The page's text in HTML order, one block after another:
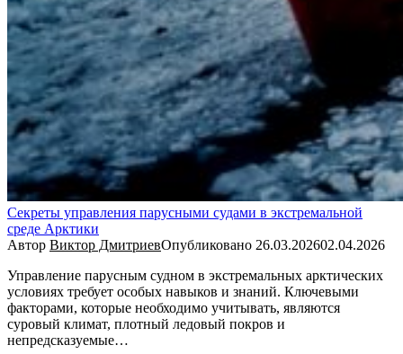
Секреты управления парусными судами в экстремальной
среде Арктики
Автор Виктор ДмитриевОпубликовано 26.03.202602.04.2026
Управление парусным судном в экстремальных арктических
условиях требует особых навыков и знаний. Ключевыми
факторами, которые необходимо учитывать, являются
суровый климат, плотный ледовый покров и
непредсказуемые…